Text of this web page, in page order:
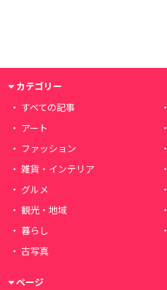
カテゴリー
すべての記事
アート
ファッション
雑貨・インテリア
グルメ
観光・地域
暮らし
古写真
ページ